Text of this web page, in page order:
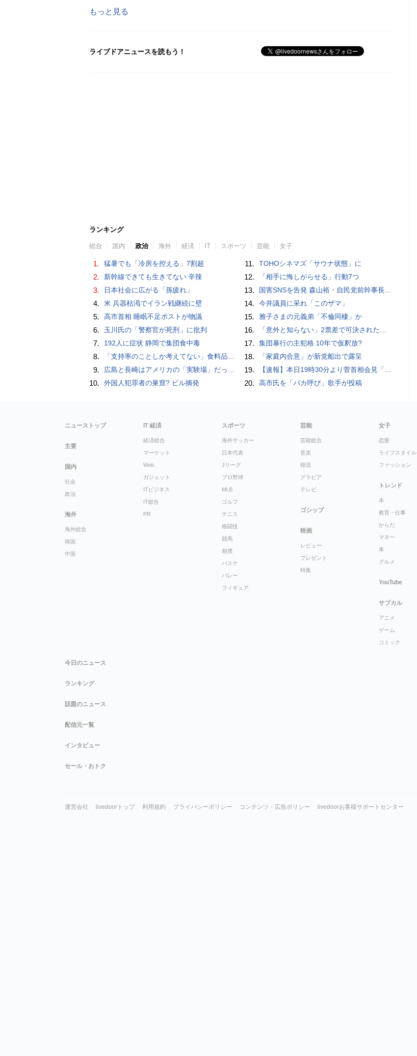
もっと見る
ライブドアニュースを読もう！
ランキング
総合 国内 政治 海外 経済 IT スポーツ 芸能 女子
1. 猛暑でも「冷房を控える」7割超
2. 新幹線できても生きてない 辛辣
3. 日本社会に広がる「孫疲れ」
4. 米 兵器枯渇でイラン戦継続に壁
5. 高市首相 睡眠不足ポストが物議
6. 玉川氏の「警察官が死刑」に批判
7. 192人に症状 静岡で集団食中毒
8. 「支持率のことしか考えてない」食料品の消費税1%減税は無意味！？これが政治の現実
9. 広島と長崎はアメリカの「実験場」だった 莫大な開発費と実戦データ収集が招いた原爆投下の悲劇
10. 外国人犯罪者の巣窟? ビル摘発
11. TOHOシネマズ「サウナ状態」に
12. 「相手に悔しがらせる」行動7つ
13. 国害SNSを告発 森山裕・自民党前幹事長「高市おろし」キーマンに急浮上の裏…不快感に国境なし
14. 今井議員に呆れ「このザマ」
15. 雅子さまの元義弟「不倫同棲」か
16. 「意外と知らない」2票差で可決された副首都法、実は「何も決まっていない」ヤバい中身
17. 集団暴行の主犯格 10年で仮釈放?
18. 「家庭内合意」が新党船出で露呈
19. 【速報】本日19時30分より菅首相会見「国民へのメッセージ」
20. 高市氏を「バカ呼び」歌手が投稿
ニューストップ
主要
国内
社会
政治
海外
海外総合
韓国
中国
IT 経済
経済総合
マーケット
Web
ガジェット
ITビジネス
IT総合
PR
スポーツ
海外サッカー
日本代表
Jリーグ
プロ野球
MLB
ゴルフ
テニス
格闘技
競馬
相撲
バスケ
バレー
フィギュア
芸能
芸能総合
音楽
韓流
グラビア
テレビ
ゴシップ
映画
レビュー
プレゼント
特集
女子
恋愛
ライフスタイル
ファッション
トレンド
本
教育・仕事
からだ
マネー
車
グルメ
YouTube
サブカル
アニメ
ゲーム
コミック
今日のニュース
ランキング
話題のニュース
配信元一覧
インタビュー
セール・おトク
運営会社 livedoorトップ 利用規約 プライバシーポリシー コンテンツ・広告ポリシー livedoorお客様サポートセンター